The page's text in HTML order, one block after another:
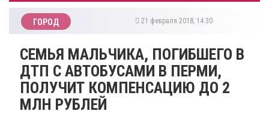
ГОРОД 21 февраля 2018, 14:30
СЕМЬЯ МАЛЬЧИКА, ПОГИБШЕГО В
ДТП С АВТОБУСАМИ В ПЕРМИ,
ПОЛУЧИТ КОМПЕНСАЦИЮ ДО 2
МЛН РУБЛЕЙ